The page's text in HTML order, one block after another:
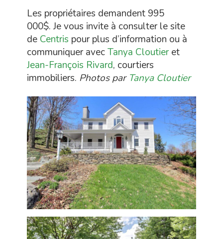
Les propriétaires demandent 995
000$. Je vous invite à consulter le site
de Centris pour plus d’information ou à
communiquer avecTanya Cloutieret
Jean-François Rivard, courtiers
immobiliers. Photos par Tanya Cloutier